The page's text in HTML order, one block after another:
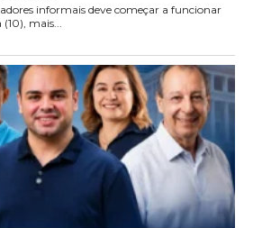
informais deve começar a funcionar
mais...